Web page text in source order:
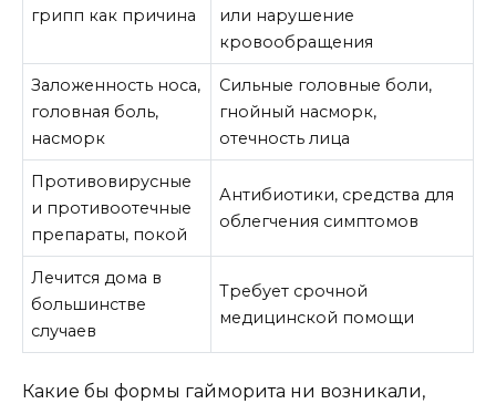
грипп как причина
или нарушение
кровообращения
Заложенность носа,
головная боль,
насморк
Сильные головные боли,
гнойный насморк,
отечность лица
Противовирусные
и противоотечные
препараты, покой
Антибиотики, средства для
облегчения симптомов
Лечится дома в
большинстве
случаев
Требует срочной
медицинской помощи
Какие бы формы гайморита ни возникали,